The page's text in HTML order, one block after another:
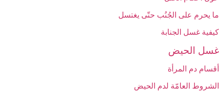
ما يحرم على الجُنُب حتّى يغتسل
كيفية غسل الجنابة
غسل الحيض‏
أقسام دم المرأة
الشروط العامّة لدم الحيض